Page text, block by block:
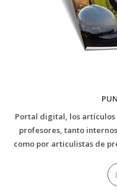
Portal digital, los artículos
profesores, tanto
como por articulistas de